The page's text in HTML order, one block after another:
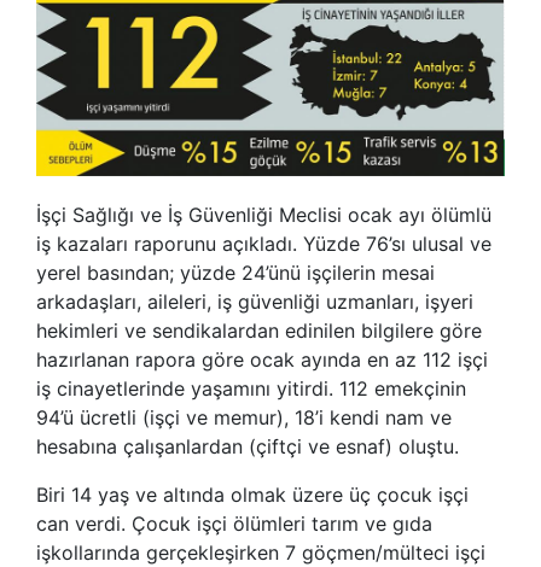
İşçi Sağlığı ve İş Güvenliği Meclisi ocak ayı ölümlü
iş kazaları raporunu açıkladı. Yüzde 76’sı ulusal ve
yerel basından; yüzde 24’ünü işçilerin mesai
arkadaşları, aileleri, iş güvenliği uzmanları, işyeri
hekimleri ve sendikalardan edinilen bilgilere göre
hazırlanan rapora göre ocak ayında en az 112 işçi
iş cinayetlerinde yaşamını yitirdi. 112 emekçinin
94’ü ücretli (işçi ve memur), 18’i kendi nam ve
hesabına çalışanlardan (çiftçi ve esnaf) oluştu.
Biri 14 yaş ve altında olmak üzere üç çocuk işçi
can verdi. Çocuk işçi ölümleri tarım ve gıda
işkollarında gerçekleşirken 7 göçmen/mülteci işçi